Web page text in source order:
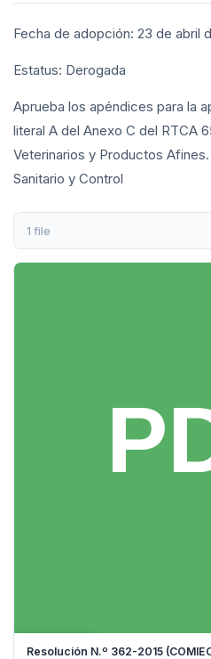
Fecha de adopción: 23 de abril
Estatus: Derogada
Aprueba los apéndices para la
literal A del Anexo C del RTCA
Veterinarios y Productos
Sanitario y Control
1 file
Resolución N.º 362-2015